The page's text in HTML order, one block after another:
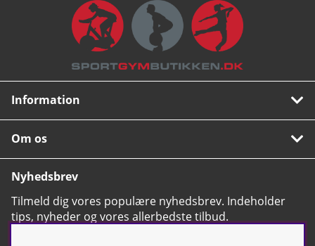
Information
Om os
Nyhedsbrev
Tilmeld dig vores populære nyhedsbrev. Indeholder
tips, nyheder og vores allerbedste tilbud.